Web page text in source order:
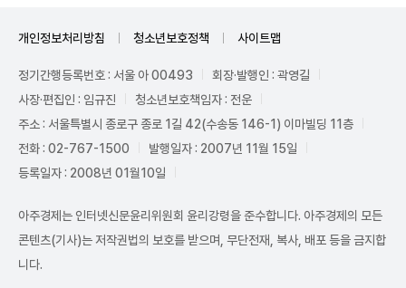
개인정보처리방침 청소년보호정책 사이트맵
정기간행등록번호 : 서울 아 00493
회장·발행인 : 곽영길
사장·편집인 : 임규진
청소년보호책임자 : 전운
주소 : 서울특별시 종로구 종로 1길 42(수송동 146-1) 이마빌딩 11층
전화 : 02-767-1500
발행일자 : 2007년 11월 15일
등록일자 : 2008년 01월10일
아주경제는 인터넷신문윤리위원회 윤리강령을 준수합니다. 아주경제의 모든
콘텐츠(기사)는 저작권법의 보호를 받으며, 무단전재, 복사, 배포 등을 금지합
니다.